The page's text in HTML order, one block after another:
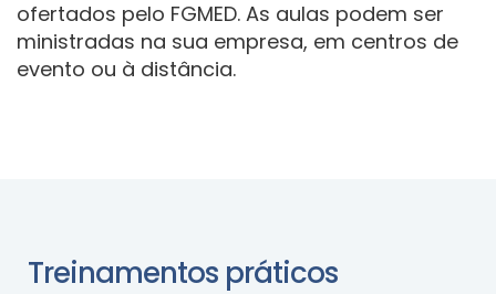
ofertados pelo FGMED. As aulas podem ser
ministradas na sua empresa, em centros de
evento ou à distância.
Treinamentos práticos